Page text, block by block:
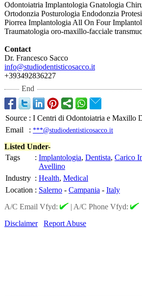
Odontoiatria Implantologia Gnatologia
Ortodonzia Posturologia Endodonzia
Piorrea Implantologia All On Four
Traumatologia oro-maxillo-facciale
Contact
Dr. Francesco Sacco
info@studiodentisticosacco.it
+393492836227
End
Source : I Centri di Odontoiatria e Maxillo
Email
: ***@studiodentisticosacco.it
Listed Under-
Tags
: Implantologia, Dentista, Carico
Avellino
Industry : Health, Medical
Location : Salerno - Campania - Italy
A/C Email Vfyd:
| A/C Phone Vfyd:
Disclaimer
Report Abuse